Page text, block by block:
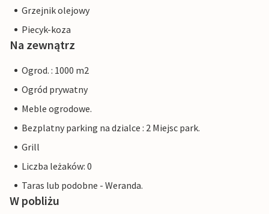
Grzejnik olejowy
Piecyk-koza
Na zewnątrz
Ogrod. : 1000 m2
Ogród prywatny
Meble ogrodowe.
Bezplatny parking na dzialce : 2 Miejsc park.
Grill
Liczba leżaków: 0
Taras lub podobne - Weranda.
W pobliżu